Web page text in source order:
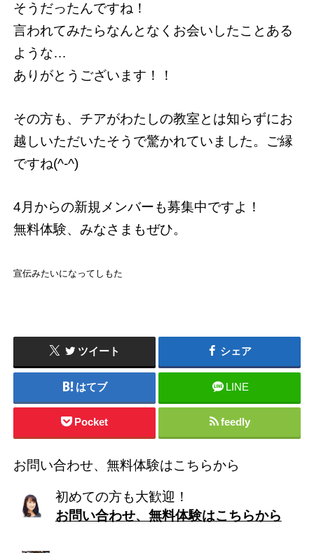
そうだったんですね！
言われてみたらなんとなくお会いしたことある
ような…
ありがとうございます！！
その方も、チアがわたしの教室とは知らずにお
越しいただいたそうで驚かれていました。ご縁
ですね(^-^)
4月からの新規メンバーも募集中ですよ！
無料体験、みなさまもぜひ。
宣伝みたいになってしもた
ツイート シェア
はてブ LINE
Pocket feedly
お問い合わせ、無料体験はこちらから
初めての方も大歓迎！
お問い合わせ、無料体験はこちらから